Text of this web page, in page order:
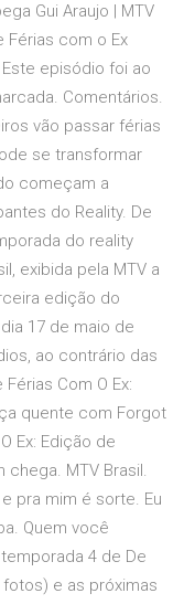
Gui Araujo | MTV
Férias com o Ex
episódio foi ao
Comentários.
vão passar férias
se transformar
começam a
do Reality. De
do reality
exibida pela MTV a
edição do
17 de maio de
ao contrário das
Com O Ex:
quente com Forgot
Ex: Edição de
chega. MTV Brasil.
pra mim é sorte. Eu
Quem você
4 de De
fotos) e as próximas